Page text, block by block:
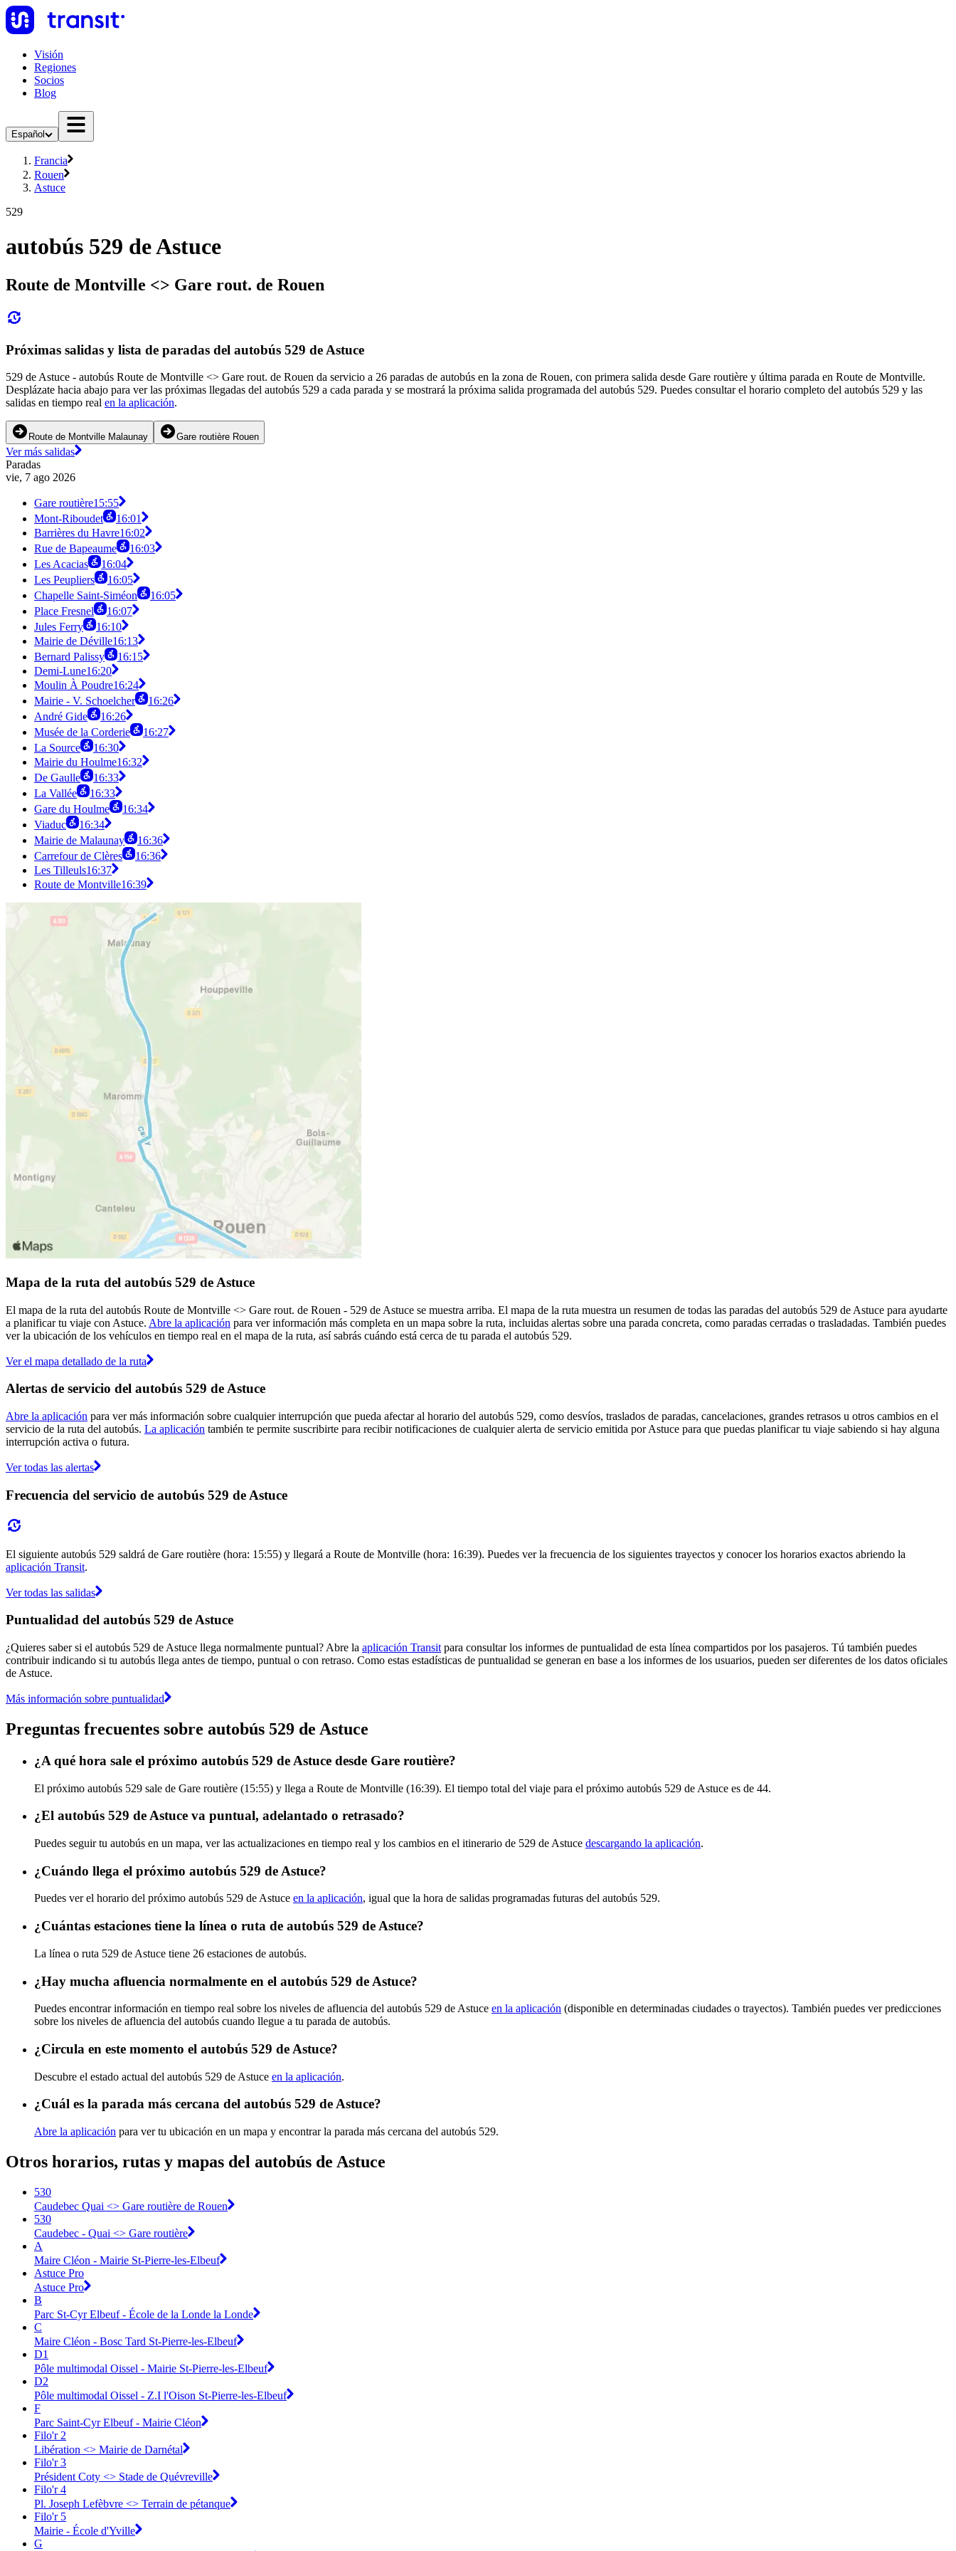
Visión
Regiones
Socios
Blog
Español
Francia
Rouen
Astuce
529
autobús 529 de Astuce
Route de Montville <> Gare rout. de Rouen
Próximas salidas y lista de paradas del autobús 529 de Astuce
529 de Astuce - autobús Route de Montville <> Gare rout. de Rouen da servicio a 26 paradas de autobús en la zona de Rouen, con primera salida desde Gare routière y última parada en Route de Montville.
Desplázate hacia abajo para ver las próximas llegadas del autobús 529 a cada parada y se mostrará la próxima salida programada del autobús 529. Puedes consultar el horario completo del autobús 529 y las
salidas en tiempo real en la aplicación.
Route de Montville Malaunay Gare routière Rouen
Ver más salidas
Paradas
vie, 7 ago 2026
Gare routière15:55
Mont-Riboudet
16:01
Barrières du Havre16:02
Rue de Bapeaume
16:03
Les Acacias
16:04
Les Peupliers
16:05
Chapelle Saint-Siméon
16:05
Place Fresnel
16:07
Jules Ferry
16:10
Mairie de Déville16:13
Bernard Palissy
16:15
Demi-Lune16:20
Moulin À Poudre16:24
Mairie - V. Schoelcher
16:26
André Gide
16:26
Musée de la Corderie
16:27
La Source
16:30
Mairie du Houlme16:32
De Gaulle
16:33
La Vallée
16:33
Gare du Houlme
16:34
Viaduc
16:34
Mairie de Malaunay
16:36
Carrefour de Clères
16:36
Les Tilleuls16:37
Route de Montville16:39
Mapa de la ruta del autobús 529 de Astuce
El mapa de la ruta del autobús Route de Montville <> Gare rout. de Rouen - 529 de Astuce se muestra arriba. El mapa de la ruta muestra un resumen de todas las paradas del autobús 529 de Astuce para ayudarte
a planificar tu viaje con Astuce. Abre la aplicación para ver información más completa en un mapa sobre la ruta, incluidas alertas sobre una parada concreta, como paradas cerradas o trasladadas. También puedes
ver la ubicación de los vehículos en tiempo real en el mapa de la ruta, así sabrás cuándo está cerca de tu parada el autobús 529.
Ver el mapa detallado de la ruta
Alertas de servicio del autobús 529 de Astuce
Abre la aplicación para ver más información sobre cualquier interrupción que pueda afectar al horario del autobús 529, como desvíos, traslados de paradas, cancelaciones, grandes retrasos u otros cambios en el
servicio de la ruta del autobús. La aplicación también te permite suscribirte para recibir notificaciones de cualquier alerta de servicio emitida por Astuce para que puedas planificar tu viaje sabiendo si hay alguna
interrupción activa o futura.
Ver todas las alertas
Frecuencia del servicio de autobús 529 de Astuce
El siguiente autobús 529 saldrá de Gare routière (hora: 15:55) y llegará a Route de Montville (hora: 16:39). Puedes ver la frecuencia de los siguientes trayectos y conocer los horarios exactos abriendo la
aplicación Transit.
Ver todas las salidas
Puntualidad del autobús 529 de Astuce
¿Quieres saber si el autobús 529 de Astuce llega normalmente puntual? Abre la aplicación Transit para consultar los informes de puntualidad de esta línea compartidos por los pasajeros. Tú también puedes
contribuir indicando si tu autobús llega antes de tiempo, puntual o con retraso. Como estas estadísticas de puntualidad se generan en base a los informes de los usuarios, pueden ser diferentes de los datos oficiales
de Astuce.
Más información sobre puntualidad
Preguntas frecuentes sobre autobús 529 de Astuce
¿A qué hora sale el próximo autobús 529 de Astuce desde Gare routière?
El próximo autobús 529 sale de Gare routière (15:55) y llega a Route de Montville (16:39). El tiempo total del viaje para el próximo autobús 529 de Astuce es de 44.
¿El autobús 529 de Astuce va puntual, adelantado o retrasado?
Puedes seguir tu autobús en un mapa, ver las actualizaciones en tiempo real y los cambios en el itinerario de 529 de Astuce descargando la aplicación.
¿Cuándo llega el próximo autobús 529 de Astuce?
Puedes ver el horario del próximo autobús 529 de Astuce en la aplicación, igual que la hora de salidas programadas futuras del autobús 529.
¿Cuántas estaciones tiene la línea o ruta de autobús 529 de Astuce?
La línea o ruta 529 de Astuce tiene 26 estaciones de autobús.
¿Hay mucha afluencia normalmente en el autobús 529 de Astuce?
Puedes encontrar información en tiempo real sobre los niveles de afluencia del autobús 529 de Astuce en la aplicación (disponible en determinadas ciudades o trayectos). También puedes ver predicciones
sobre los niveles de afluencia del autobús cuando llegue a tu parada de autobús.
¿Circula en este momento el autobús 529 de Astuce?
Descubre el estado actual del autobús 529 de Astuce en la aplicación.
¿Cuál es la parada más cercana del autobús 529 de Astuce?
Abre la aplicación para ver tu ubicación en un mapa y encontrar la parada más cercana del autobús 529.
Otros horarios, rutas y mapas del autobús de Astuce
530
Caudebec Quai <> Gare routière de Rouen
530
Caudebec - Quai <> Gare routière
A
Maire Cléon - Mairie St-Pierre-les-Elbeuf
Astuce Pro
Astuce Pro
B
Parc St-Cyr Elbeuf - École de la Londe la Londe
C
Maire Cléon - Bosc Tard St-Pierre-les-Elbeuf
D1
Pôle multimodal Oissel - Mairie St-Pierre-les-Elbeuf
D2
Pôle multimodal Oissel - Z.I l'Oison St-Pierre-les-Elbeuf
F
Parc Saint-Cyr Elbeuf - Mairie Cléon
Filo'r 2
Libération <> Mairie de Darnétal
Filo'r 3
Président Coty <> Stade de Quévreville
Filo'r 4
Pl. Joseph Lefèbvre <> Terrain de pétanque
Filo'r 5
Mairie - École d'Yville
G